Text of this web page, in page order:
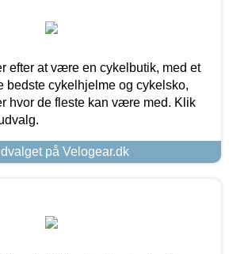
efter at være en cykelbutik, med et
bedste cykelhjelme og cykelsko,
hvor de fleste kan være med. Klik
på Velogear.dk